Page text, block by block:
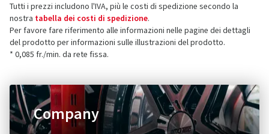
Tutti i prezzi includono l'IVA, più le costi di spedizione secondo la
nostra tabella dei costi di spedizione.
Per favore fare riferimento alle informazioni nelle pagine dei dettagli
del prodotto per informazioni sulle illustrazioni del prodotto.
* 0,085 fr./min. da rete fissa.
Company